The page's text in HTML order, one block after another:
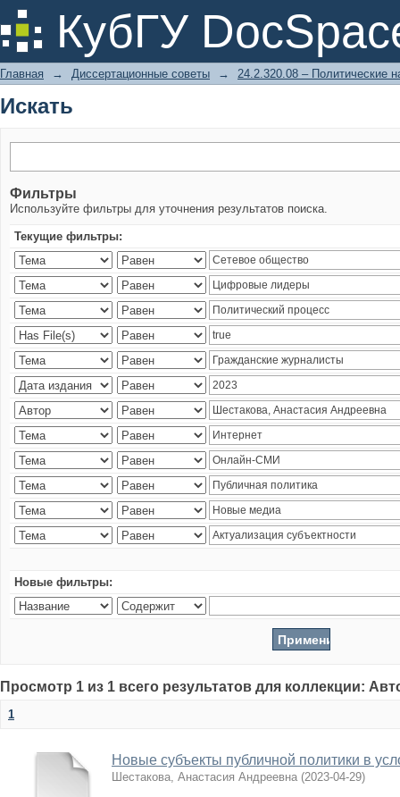
КубГУ
Искать
Главная → Диссертационные советы → 24.2.320.08 – Политические
Искать
Фильтры
Используйте фильтры для уточнения результатов поиска.
Текущие фильтры:
Новые фильтры:
Просмотр 1 из 1 всего результатов для коллекции:
1
Новые субъекты публичной политики в
Шестакова, Анастасия Андреевна (2023-04-29)